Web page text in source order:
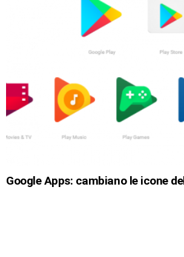
Google Apps: cambiano le icone